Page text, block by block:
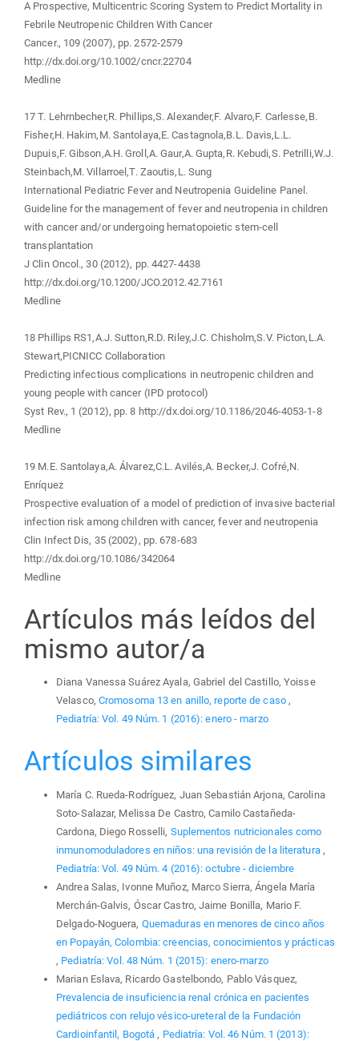
A Prospective, Multicentric Scoring System to Predict Mortality in
Febrile Neutropenic Children With Cancer
Cancer., 109 (2007), pp. 2572-2579
http://dx.doi.org/10.1002/cncr.22704
Medline
17 T. Lehrnbecher,R. Phillips,S. Alexander,F. Alvaro,F. Carlesse,B.
Fisher,H. Hakim,M. Santolaya,E. Castagnola,B.L. Davis,L.L.
Dupuis,F. Gibson,A.H. Groll,A. Gaur,A. Gupta,R. Kebudi,S. Petrilli,W.J.
Steinbach,M. Villarroel,T. Zaoutis,L. Sung
International Pediatric Fever and Neutropenia Guideline Panel.
Guideline for the management of fever and neutropenia in children
with cancer and/or undergoing hematopoietic stem-cell
transplantation
J Clin Oncol., 30 (2012), pp. 4427-4438
http://dx.doi.org/10.1200/JCO.2012.42.7161
Medline
18 Phillips RS1,A.J. Sutton,R.D. Riley,J.C. Chisholm,S.V. Picton,L.A.
Stewart,PICNICC Collaboration
Predicting infectious complications in neutropenic children and
young people with cancer (IPD protocol)
Syst Rev., 1 (2012), pp. 8 http://dx.doi.org/10.1186/2046-4053-1-8
Medline
19 M.E. Santolaya,A. Álvarez,C.L. Avilés,A. Becker,J. Cofré,N.
Enríquez
Prospective evaluation of a model of prediction of invasive bacterial
infection risk among children with cancer, fever and neutropenia
Clin Infect Dis, 35 (2002), pp. 678-683
http://dx.doi.org/10.1086/342064
Medline
Artículos más leídos del
mismo autor/a
Diana Vanessa Suárez Ayala, Gabriel del Castillo, Yoisse
Velasco, Cromosoma 13 en anillo, reporte de caso ,
Pediatría: Vol. 49 Núm. 1 (2016): enero - marzo
Artículos similares
María C. Rueda-Rodríguez, Juan Sebastián Arjona, Carolina
Soto-Salazar, Melissa De Castro, Camilo Castañeda-
Cardona, Diego Rosselli, Suplementos nutricionales como
inmunomoduladores en niños: una revisión de la literatura ,
Pediatría: Vol. 49 Núm. 4 (2016): octubre - diciembre
Andrea Salas, Ivonne Muñoz, Marco Sierra, Ángela María
Merchán-Galvis, Óscar Castro, Jaime Bonilla, Mario F.
Delgado-Noguera, Quemaduras en menores de cinco años
en Popayán, Colombia: creencias, conocimientos y prácticas
, Pediatría: Vol. 48 Núm. 1 (2015): enero-marzo
Marian Eslava, Ricardo Gastelbondo, Pablo Vásquez,
Prevalencia de insuficiencia renal crónica en pacientes
pediátricos con relujo vésico-ureteral de la Fundación
Cardioinfantil, Bogotá , Pediatría: Vol. 46 Núm. 1 (2013):